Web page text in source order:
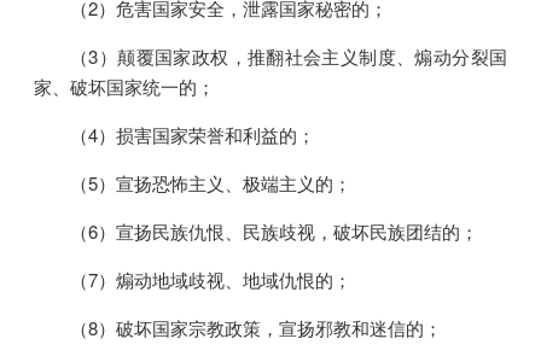
（2）危害国家安全，泄露国家秘密的；
（3）颠覆国家政权，推翻社会主义制度、煽动分裂国
家、破坏国家统一的；
（4）损害国家荣誉和利益的；
（5）宣扬恐怖主义、极端主义的；
（6）宣扬民族仇恨、民族歧视，破坏民族团结的；
（7）煽动地域歧视、地域仇恨的；
（8）破坏国家宗教政策，宣扬邪教和迷信的；